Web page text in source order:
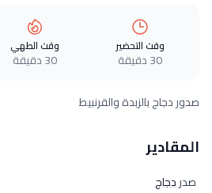
وقت التحضير
30 دقيقة
وقت الطهي
30 دقيقة
صدور دجاج بالزبدة والقرنبيط
المقادير
صدردجاج